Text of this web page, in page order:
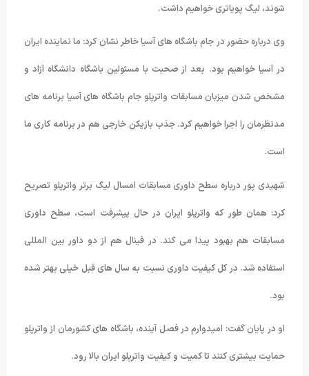
شوند، لیگ پویاتری خواهیم داشت.
وی درباره حضور در جام باشگاه های آسیا خاطر نشان کرد: ما نماینده ایران
در آسیا خواهیم بود. بعد از صحبت با مسئولین باشگاه دانشگاه آزاد و
مشخص شدن میزبان مسابقات واترپلو جام باشگاه های آسیا برنامه های
مدنظرمان را اجرا خواهیم کرد. جذب بازیکن خارجی هم در برنامه کاری ما
است.
شهیدی پور درباره سطح داوری مسابقات امسال لیگ برتر واترپلو تصریح
کرد: همان طور که واترپلو ایران در حال پیشرفت است، سطح داوری
مسابقات هم بهبود پیدا می کند. در فینال هم از دو داور بین المللی
استفاده شد. در کل کیفیت داوری نسبت به سال های قبل خیلی بهتر شده
بود.
او در پایان گفت: امیدوارم در فصل آینده، باشگاه های کشورمان از واترپلو
حمایت بیشتری کنند تا کمیت و کیفیت واترپلو ایران بالا رود.